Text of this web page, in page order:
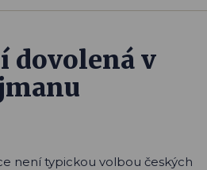
dovolená v
není typickou volbou českých